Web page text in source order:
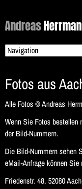
Andreas
Zielseite
Fotos aus
Alle Fotos © Andreas
Wenn Sie Fotos
der Bild-Nummern.
Die Bild-Nummern sehen
eMail-Anfrage können
Friedenstr. 48, 52080